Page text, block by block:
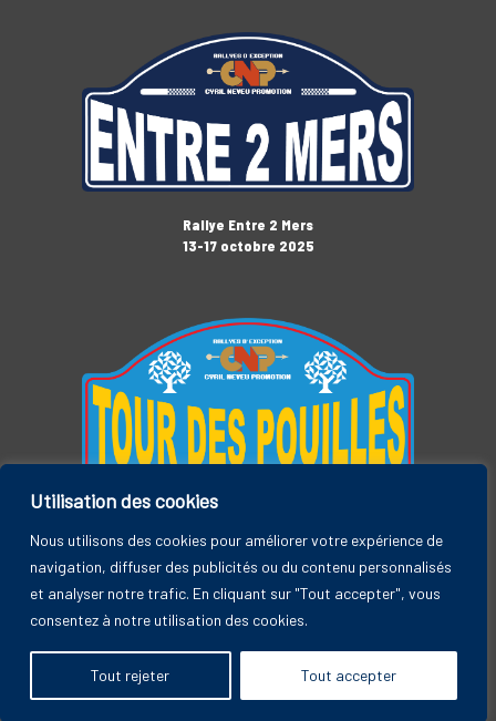
Utilisation des cookies
Nous utilisons des cookies pour améliorer votre expérience de
navigation, diffuser des publicités ou du contenu personnalisés
et analyser notre trafic. En cliquant sur "Tout accepter", vous
consentez à notre utilisation des cookies.
Tout rejeter Tout accepter
Rallye Entre 2 Mers
13-17 octobre 2025
Tour des Pouilles